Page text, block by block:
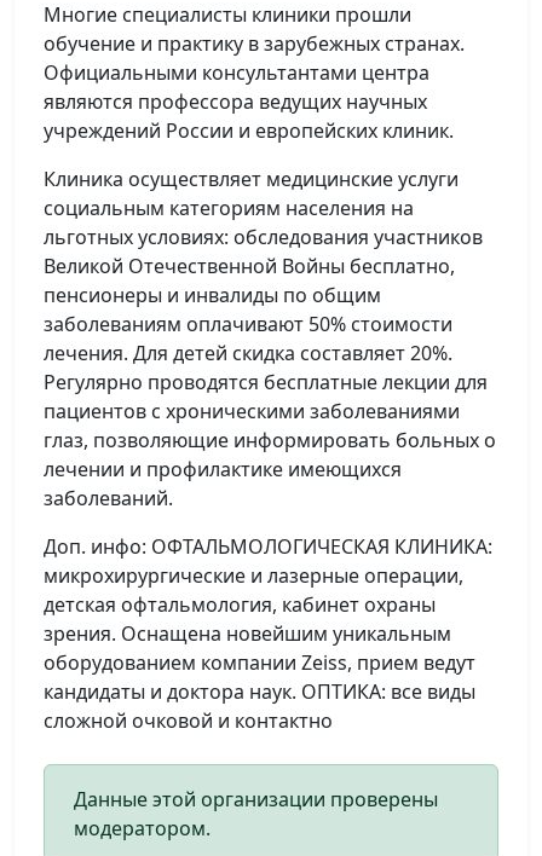
Многие специалисты клиники прошли
обучение и практику в зарубежных странах.
Официальными консультантами центра
являются профессора ведущих научных
учреждений России и европейских клиник.
Клиника осуществляет медицинские услуги
социальным категориям населения на
льготных условиях: обследования участников
Великой Отечественной Войны бесплатно,
пенсионеры и инвалиды по общим
заболеваниям оплачивают 50% стоимости
лечения. Для детей скидка составляет 20%.
Регулярно проводятся бесплатные лекции для
пациентов с хроническими заболеваниями
глаз, позволяющие информировать больных о
лечении и профилактике имеющихся
заболеваний.
Доп. инфо: ОФТАЛЬМОЛОГИЧЕСКАЯ КЛИНИКА:
микрохирургические и лазерные операции,
детская офтальмология, кабинет охраны
зрения. Оснащена новейшим уникальным
оборудованием компании Zeiss, прием ведут
кандидаты и доктора наук. ОПТИКА: все виды
сложной очковой и контактно
Данные этой организации проверены
модератором.